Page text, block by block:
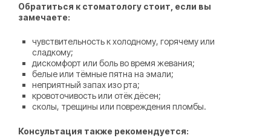
Обратиться к стоматологу стоит, если вы
замечаете:
чувствительность к холодному, горячему или
сладкому;
дискомфорт или боль во время жевания;
белые или тёмные пятна на эмали;
неприятный запах изо рта;
кровоточивость или отёк дёсен;
сколы, трещины или повреждения пломбы.
Консультация также рекомендуется: